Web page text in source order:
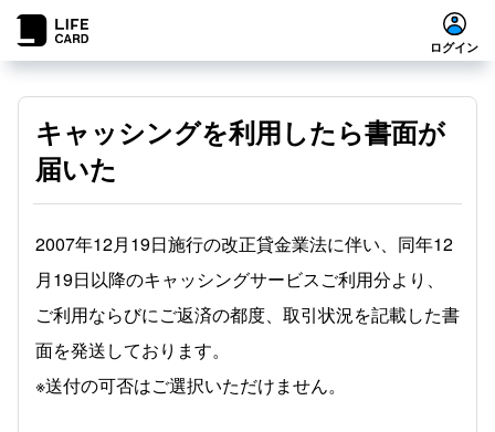
ログイン
キャッシングを利用したら書面が
届いた
2007年12月19日施行の改正貸金業法に伴い、同年12
月19日以降のキャッシングサービスご利用分より、
ご利用ならびにご返済の都度、取引状況を記載した書
面を発送しております。
※送付の可否はご選択いただけません。